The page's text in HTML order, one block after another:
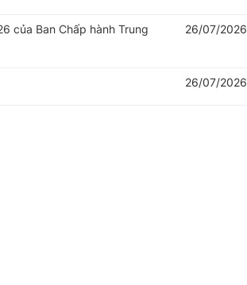
của Ban Chấp hành Trung
26/07/2026
26/07/2026